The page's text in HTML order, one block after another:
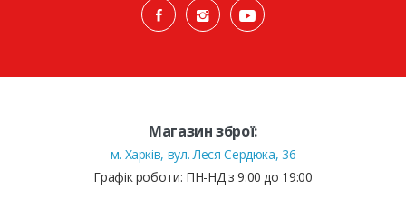
Магазин зброї:
м. Харків, вул. Леся Сердюка, 36
Графік роботи: ПН-НД з 9:00 до 19:00